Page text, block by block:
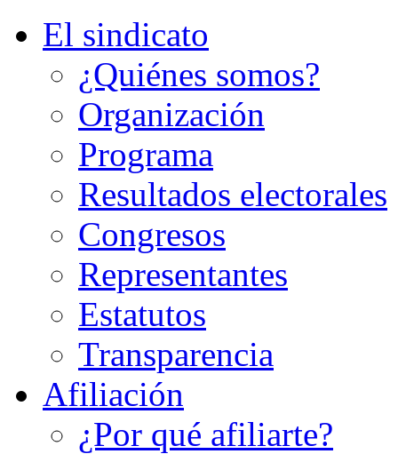
El sindicato
¿Quiénes somos?
Organización
Programa
Resultados electorales
Congresos
Representantes
Estatutos
Transparencia
Afiliación
¿Por qué afiliarte?